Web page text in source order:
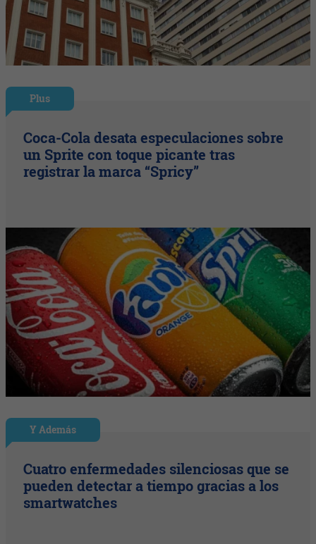
Plus
Coca-Cola desata especulaciones sobre
un Sprite con toque picante tras
registrar la marca “Spricy”
Y Además
Cuatro enfermedades silenciosas que se
pueden detectar a tiempo gracias a los
smartwatches